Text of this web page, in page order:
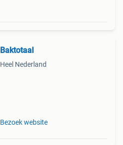
Baktotaal
Heel Nederland
Bezoek website